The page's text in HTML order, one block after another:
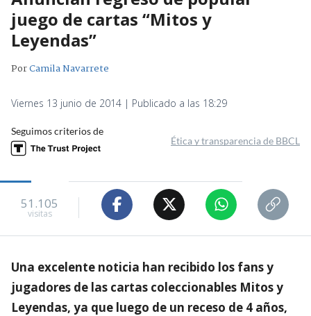
juego de cartas “Mitos y
Leyendas”
PorCamila Navarrete
Viernes 13 junio de 2014 | Publicado a las 18:29
Seguimos criterios de
Ética y transparencia de BBCL
51.105
visitas
Una excelente noticia han recibido los fans y
jugadores de las cartas coleccionables Mitos y
Leyendas, ya que luego de un receso de 4 años,